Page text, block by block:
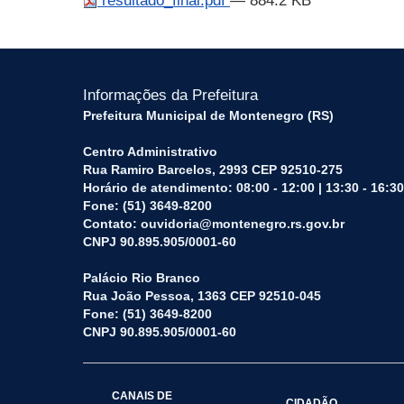
Informações da Prefeitura
Prefeitura Municipal de Montenegro (RS)
Centro Administrativo
Rua Ramiro Barcelos, 2993 CEP 92510-275
Horário de atendimento: 08:00 - 12:00 | 13:30 - 16:30
Fone: (51) 3649-8200
Contato: ouvidoria@montenegro.rs.gov.br
CNPJ 90.895.905/0001-60
Palácio Rio Branco
Rua João Pessoa, 1363 CEP 92510-045
Fone: (51) 3649-8200
CNPJ 90.895.905/0001-60
CANAIS DE